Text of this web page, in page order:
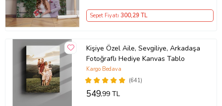
Sepet Fiyatı 300,29 TL
Kişiye Özel Aile, Sevgiliye, Arkadaşa
Fotoğraflı Hediye Kanvas Tablo
(641)
Kargo Bedava
549,99 TL